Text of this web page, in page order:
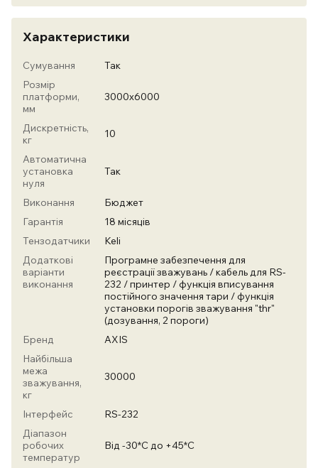
Характеристики
Сумування
Так
Розмір
платформи,
мм
3000х6000
Дискретність,
кг
10
Автоматична
установка
нуля
Так
Виконання
Бюджет
Гарантія
18 місяців
Тензодатчики
Keli
Додаткові
варіанти
виконання
Програмне забезпечення для
реєстрації зважувань / кабель для RS-
232 / принтер / функція вписування
постійного значення тари / функція
установки порогів зважування "thr"
(дозування, 2 пороги)
Бренд
AXIS
Найбільша
межа
зважування,
кг
30000
Інтерфейс
RS-232
Діапазон
робочих
температур
Від -30*С до +45*С